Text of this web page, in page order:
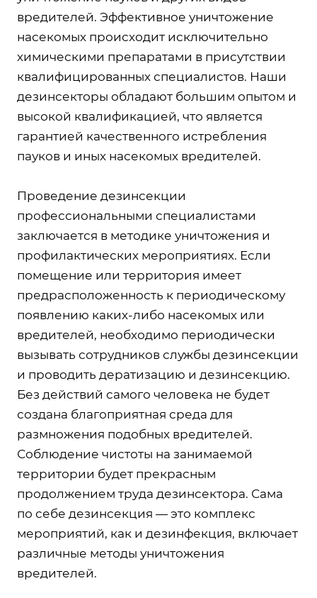
вредителей. Эффективное уничтожение
насекомых происходит исключительно
химическими препаратами в присутствии
квалифицированных специалистов. Наши
дезинсекторы обладают большим опытом и
высокой квалификацией, что является
гарантией качественного истребления
пауков и иных насекомых вредителей.
Проведение дезинсекции
профессиональными специалистами
заключается в методике уничтожения и
профилактических мероприятиях. Если
помещение или территория имеет
предрасположенность к периодическому
появлению каких-либо насекомых или
вредителей, необходимо периодически
вызывать сотрудников службы дезинсекции
и проводить дератизацию и дезинсекцию.
Без действий самого человека не будет
создана благоприятная среда для
размножения подобных вредителей.
Соблюдение чистоты на занимаемой
территории будет прекрасным
продолжением труда дезинсектора. Сама
по себе дезинсекция — это комплекс
мероприятий, как и дезинфекция, включает
различные методы уничтожения
вредителей.